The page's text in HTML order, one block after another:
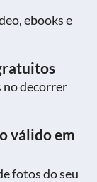
ebooks e
no decorrer
válido em
fotos do seu